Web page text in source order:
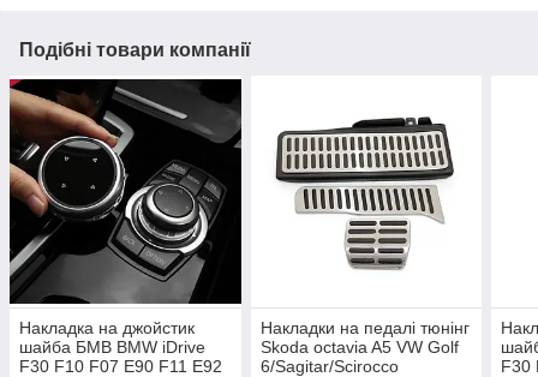
Подібні товари компанії
Накладка на джойстик
шайба БМВ BMW iDrive
F30 F10 F07 E90 F11 E92
Накладки на педалі тюнінг
Skoda octavia A5 VW Golf
6/Sagitar/Scirocco
F30